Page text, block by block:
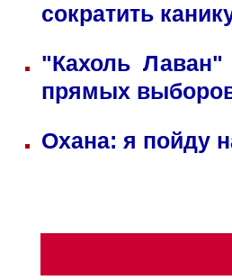
сократить
"Кахоль
прямых
Охана: я пойду